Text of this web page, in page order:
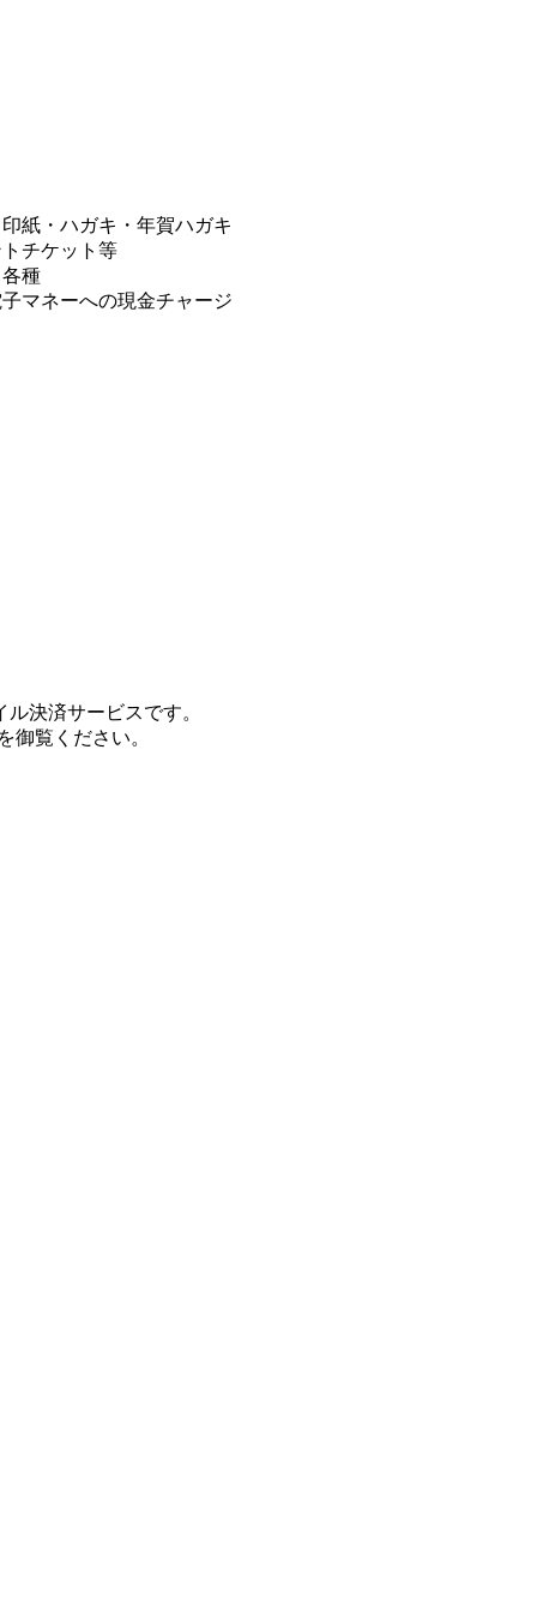
紙・ハガキ・年賀ハガキ
チケット等
種
マネーへの現金チャージ
決済サービスです。
を御覧ください。